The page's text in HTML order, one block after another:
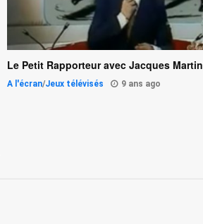
Le Petit Rapporteur avec Jacques Martin
A l'écran/Jeux télévisés 9 ans ago